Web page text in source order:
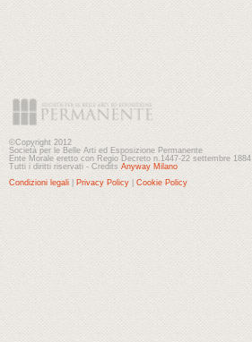
©Copyright 2012
Società per le Belle Arti ed Esposizione Permanente
Ente Morale eretto con Regio Decreto n.1447-22 settembre 1884
Tutti i diritti riservati - Credits Anyway Milano
Condizioni legali
Privacy Policy Cookie Policy